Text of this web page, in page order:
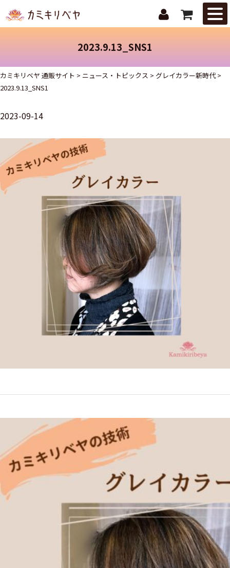
はじめての
トピックス
2023.9.13_SNS1
カミキリベヤ 通販サイト > ニュース・トピックス > グレイカラー新時代>
2023.9.13_SNS1
2023-09-14